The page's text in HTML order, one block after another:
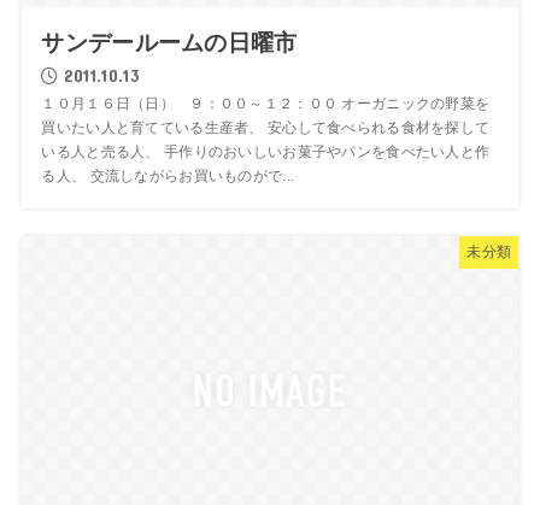
サンデールームの日曜市
2011.10.13
１０月１６日（日） ９：００～１２：００ オーガニックの野菜を
買いたい人と育てている生産者、 安心して食べられる食材を探して
いる人と売る人、 手作りのおいしいお菓子やパンを食べたい人と作
る人、 交流しながらお買いものがで...
未分類